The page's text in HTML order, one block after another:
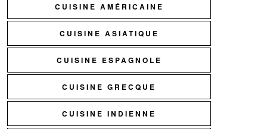
CUISINE AMÉRICAINE
CUISINE ASIATIQUE
CUISINE ESPAGNOLE
CUISINE GRECQUE
CUISINE INDIENNE